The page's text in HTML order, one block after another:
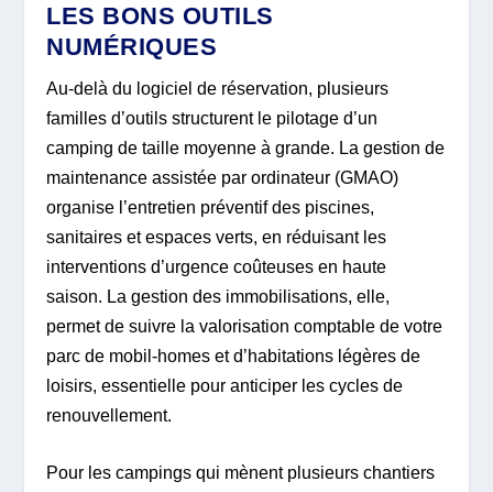
LES BONS OUTILS
NUMÉRIQUES
Au-delà du logiciel de réservation, plusieurs
familles d’outils structurent le pilotage d’un
camping de taille moyenne à grande. La gestion de
maintenance assistée par ordinateur (GMAO)
organise l’entretien préventif des piscines,
sanitaires et espaces verts, en réduisant les
interventions d’urgence coûteuses en haute
saison. La gestion des immobilisations, elle,
permet de suivre la valorisation comptable de votre
parc de mobil-homes et d’habitations légères de
loisirs, essentielle pour anticiper les cycles de
renouvellement.
Pour les campings qui mènent plusieurs chantiers